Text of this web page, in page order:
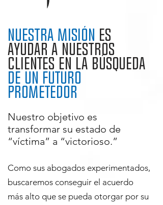
Nuestra Misión es
ayudar a nuestros
clientes en la búsqueda
de un futuro
prometedor
Nuestro objetivo es
transformar su estado de
“víctima” a “victorioso.”
Como sus abogados experimentados,
buscaremos conseguir el acuerdo
más alto que se pueda otorgar por su